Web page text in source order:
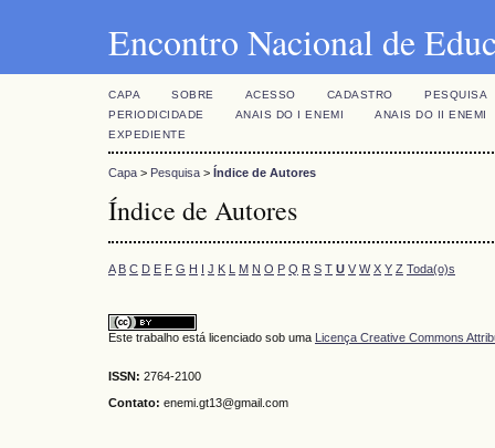
Encontro Nacional de
CAPA SOBRE ACESSO CADASTRO
PESQUISA
PERIODICIDADE
ANAIS DO I ENEMI
ANAIS DO II ENEMI
EXPEDIENTE
Capa > Pesquisa > Índice de Autores
Índice de Autores
A B C D E F G H I J K L M N O P Q R S T U V W X Y Z Toda(o)s
Este trabalho está licenciado sob uma Licença Creative Commons
ISSN: 2764-2100
Contato: enemi.gt13@gmail.com